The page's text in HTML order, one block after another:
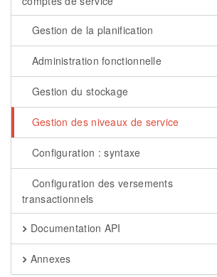
Gestion de la planification
Administration fonctionnelle
Gestion du stockage
Gestion des niveaux de service
Configuration : syntaxe
Configuration des versements
transactionnels
Documentation API
Annexes